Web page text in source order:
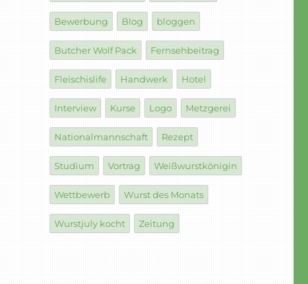
Bewerbung Blog bloggen
Butcher Wolf Pack Fernsehbeitrag
Fleischislife Handwerk Hotel
Interview Kurse Logo Metzgerei
Nationalmannschaft Rezept
Studium Vortrag Weißwurstkönigin
Wettbewerb Wurst des Monats
Wurstjuly kocht Zeitung